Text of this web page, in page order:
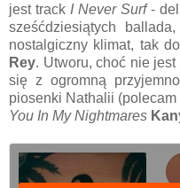
jest track I Never Surf-
sześćdziesiątych
nostalgiczny klimat, tak
Rey. Utworu, choć nie jest
się z ogromną
piosenki Nathalii
You In My Nightmares